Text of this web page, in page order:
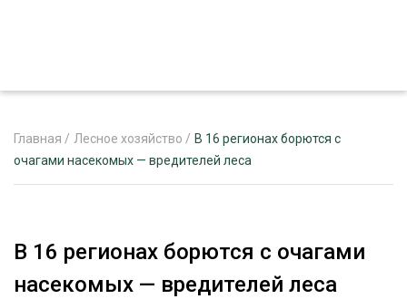
РЕКЛАМОДАТЕЛЯМ
Главная / Лесное хозяйство / В 16 регионах борются с
очагами насекомых — вредителей леса
В 16 регионах борются с очагами
насекомых — вредителей леса